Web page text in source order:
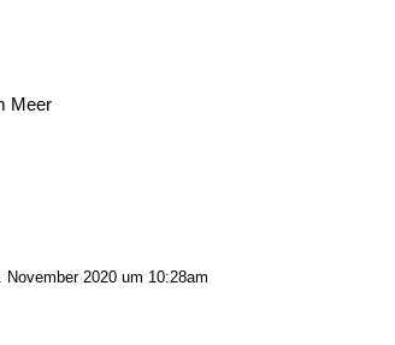
Meer
2020 um 10:28am